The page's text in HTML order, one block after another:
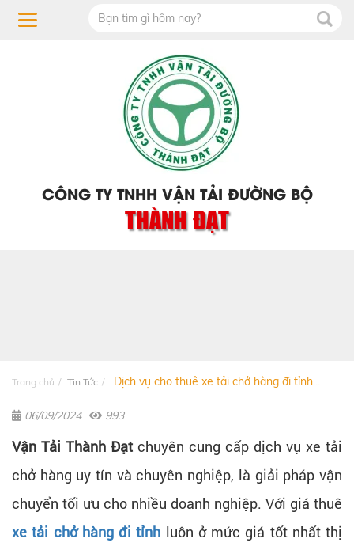
CÔNG TY TNHH VẬN TẢI ĐƯỜNG BỘ
THÀNH ĐẠT
Trang chủ Tin Tức Dịch vụ cho thuê xe tải chở hàng đi tỉnh...
06/09/2024 993
Vận Tải Thành Đạt chuyên cung cấp dịch vụ xe tải
chở hàng uy tín và chuyên nghiệp, là giải pháp vận
chuyển tối ưu cho nhiều doanh nghiệp. Với giá thuê
xe tải chở hàng đi tỉnh luôn ở mức giá tốt nhất thị